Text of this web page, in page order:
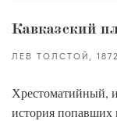
Кавказский
ЛЕВ ТОЛСТОЙ 1872
Хрестоматийный,
история попавших